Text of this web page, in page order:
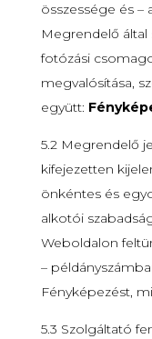
összessége és
Megrendelő
fotózási
megvalósítása,
együtt:
5.2 Megrendelő
kifejezetten
önkéntes és
alkotói
Weboldalon
–
Fényképezést,
5.3 Szolgáltató